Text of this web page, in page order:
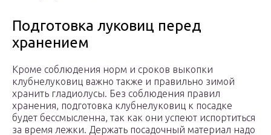
Подготовка луковиц перед
хранением
Кроме соблюдения норм и сроков выкопки
клубнелуковиц важно также и правильно зимой
хранить гладиолусы. Без соблюдения правил
хранения, подготовка клубнелуковиц к посадке
будет бессмысленна, так как они успеют испортиться
за время лежки. Держать посадочный материал надо